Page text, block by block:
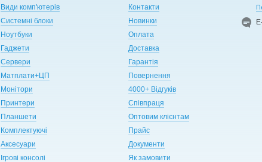
Види комп'ютерів
Системні блоки
Ноутбуки
Гаджети
Сервери
Матплати+ЦП
Монітори
Принтери
Планшети
Комплектуючі
Аксесуари
Ігрові консолі
Контакти
Новинки
Оплата
Доставка
Гарантія
Повернення
4000+ Відгуків
Співпраця
Оптовим клієнтам
Прайс
Документи
Як замовити